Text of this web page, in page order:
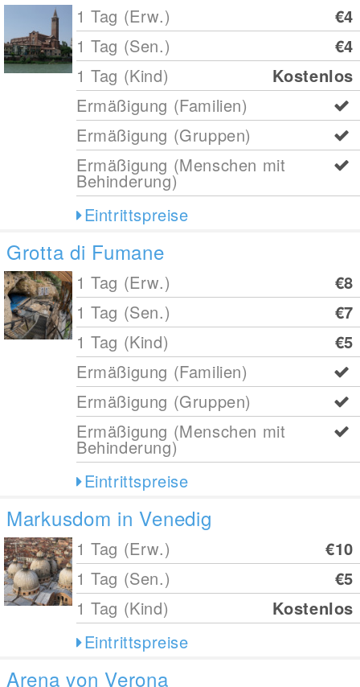
1 Tag (Erw.)
€4
1 Tag (Sen.)
€4
1 Tag (Kind)
Kostenlos
Ermäßigung (Familien)
Ermäßigung (Gruppen)
Ermäßigung (Menschen mit
Behinderung)
Eintrittspreise
Grotta di Fumane
1 Tag (Erw.)
€8
1 Tag (Sen.)
€7
1 Tag (Kind)
€5
Ermäßigung (Familien)
Ermäßigung (Gruppen)
Ermäßigung (Menschen mit
Behinderung)
Eintrittspreise
Markusdom in Venedig
1 Tag (Erw.)
€10
1 Tag (Sen.)
€5
1 Tag (Kind)
Kostenlos
Eintrittspreise
Arena von Verona